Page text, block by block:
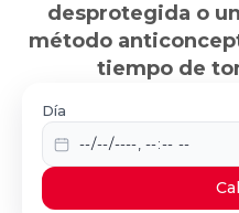
desprotegida o
método
tiempo de
Día